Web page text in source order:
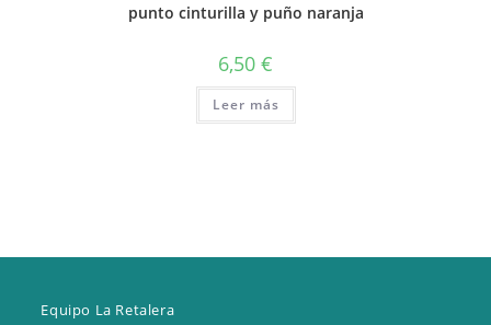
punto cinturilla y puño naranja
6,50 €
Leer más
Equipo La Retalera